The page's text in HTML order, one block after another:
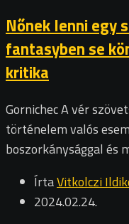
Nőnek lenni egy
fantasyben se
kritika
Gornichec A vér
történelem valós
boszorkánysággal és
ÍrtaVitkolczi
2024.02.24.